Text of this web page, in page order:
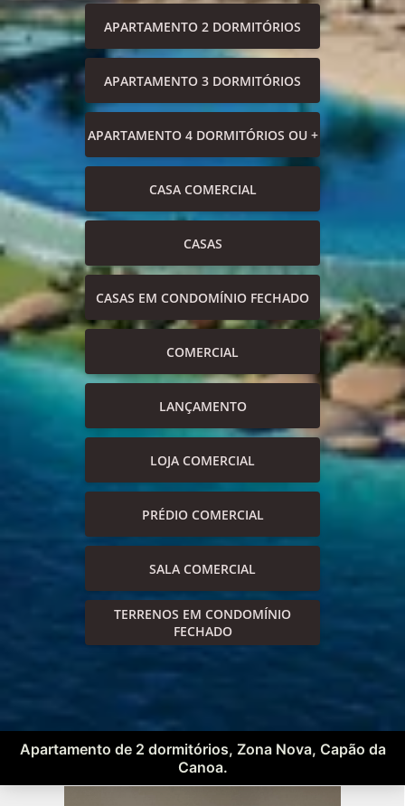
APARTAMENTO 2 DORMITÓRIOS
APARTAMENTO 3 DORMITÓRIOS
APARTAMENTO 4 DORMITÓRIOS OU +
CASA COMERCIAL
CASAS
CASAS EM CONDOMÍNIO FECHADO
COMERCIAL
LANÇAMENTO
LOJA COMERCIAL
PRÉDIO COMERCIAL
SALA COMERCIAL
TERRENOS EM CONDOMÍNIO
FECHADO
Apartamento de 2 dormitórios, Zona Nova, Capão da
Canoa.